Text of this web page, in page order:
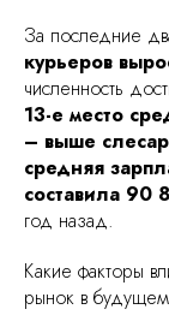
За последние
курьеров
численность
13-е место
– выше
средняя
составила 90
год назад.
Какие факторы
рынок в